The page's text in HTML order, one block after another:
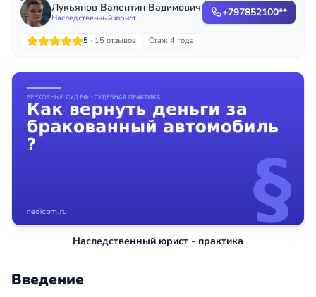
Лукьянов Валентин Вадимович
Наследственный юрист +797852100**
5 · 15 отзывов Стаж 4 года
Наследственный юрист - практика
Введение